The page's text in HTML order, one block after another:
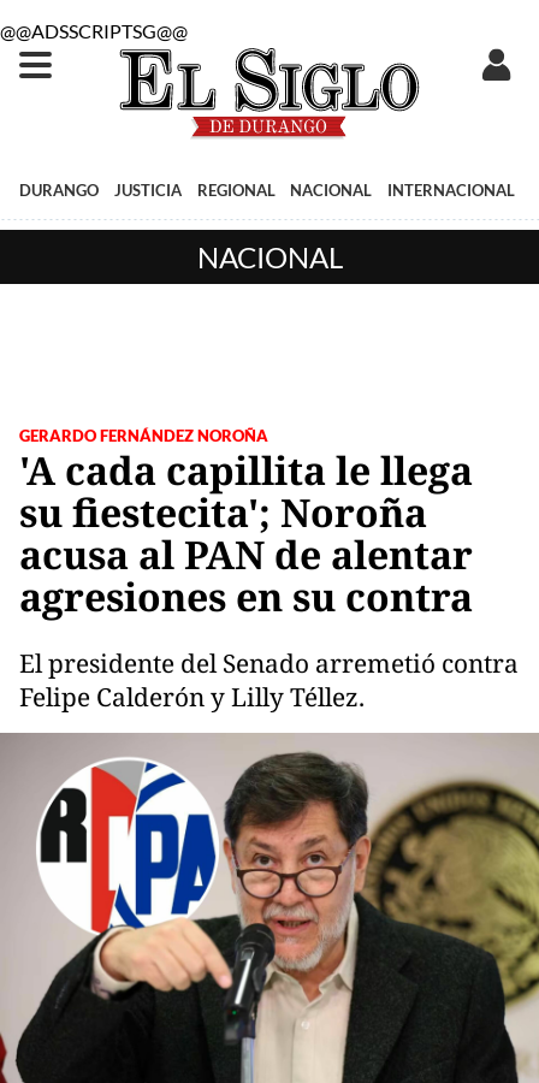
@@ADSSCRIPTSG@@
DURANGO JUSTICIA REGIONAL NACIONAL INTERNACIONAL
NACIONAL
GERARDO FERNÁNDEZ NOROÑA
'A cada capillita le llega
su fiestecita'; Noroña
acusa al PAN de alentar
agresiones en su contra
El presidente del Senado arremetió contra
Felipe Calderón y Lilly Téllez.